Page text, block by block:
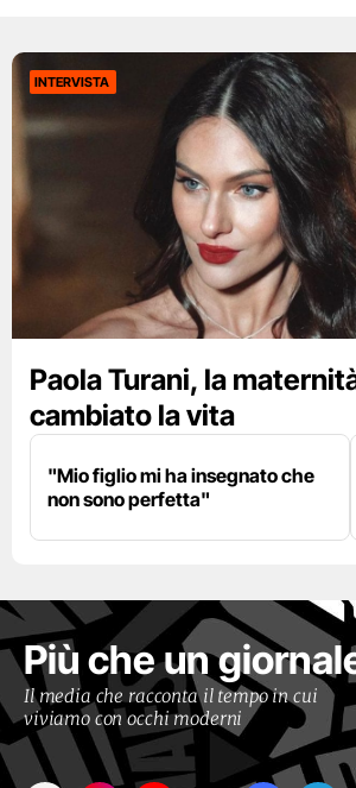
INTERVISTA
Paola Turani, la
cambiato la vita
"Mio figlio mi ha insegnato che
non sono perfetta"
Più che un
Il media che racconta il tempo in cui
viviamo con occhi moderni